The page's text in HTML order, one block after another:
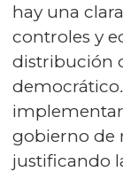
hay una
controles y
distribución
democrático.
gobierno de
justificando